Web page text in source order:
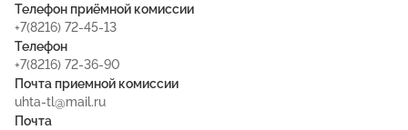
Телефон приёмной комиссии
+7(8216) 72-45-13
Телефон
+7(8216) 72-36-90
Почта приемной комиссии
uhta-tl@mail.ru
Почта